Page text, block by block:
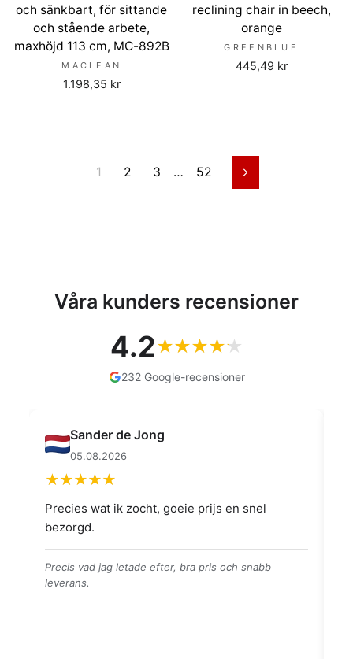
och sänkbart, för sittande
och stående arbete,
maxhöjd 113 cm, MC-892B
MACLEAN
1.198,35 kr
reclining chair in beech,
orange
GREENBLUE
445,49 kr
1 2 3 … 52 Nästa
Våra kunders recensioner
4.2
232 Google-recensioner
Muahmmet Karadag
04.08.2026
👍👍👍👌
👍👍👍👌